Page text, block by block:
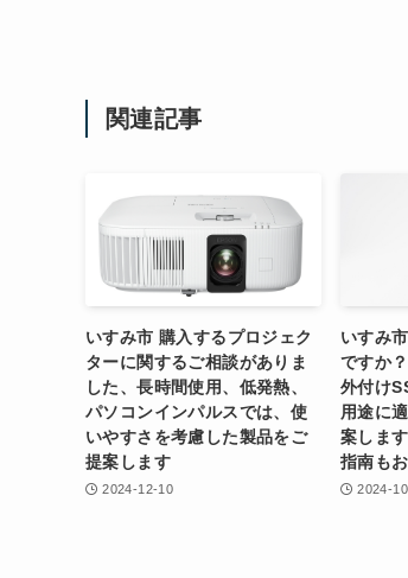
関連記事
いすみ市 購入するプロジェク
ターに関するご相談がありま
した、長時間使用、低発熱、
パソコンインパルスでは、使
いやすさを考慮した製品をご
提案します
2024-12-10
いすみ
ですか
外付け
用途に
案しま
指南も
2024-